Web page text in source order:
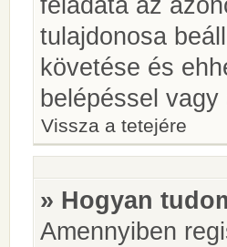
tulajdonosa
követése és
belépéssel
Vissza a tetejére
» Hogyan
Amennyiben